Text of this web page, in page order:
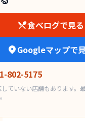
食べログで見る
Googleマップで
802-5175
ていない店舗もあります。